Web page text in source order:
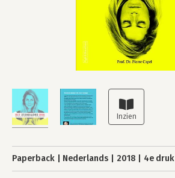
Paperback Nederlands 2018 4e druk